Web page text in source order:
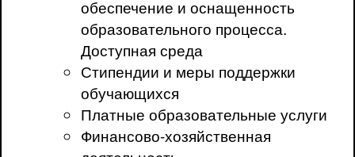
обеспечение и оснащенность
образовательного процесса.
Доступная среда
Стипендии и меры поддержки
обучающихся
Платные образовательные услуги
Финансово-хозяйственная